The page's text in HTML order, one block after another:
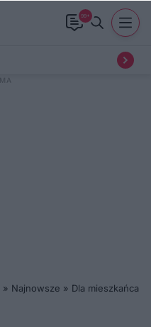
99+
» Najnowsze » Dla mieszkańca